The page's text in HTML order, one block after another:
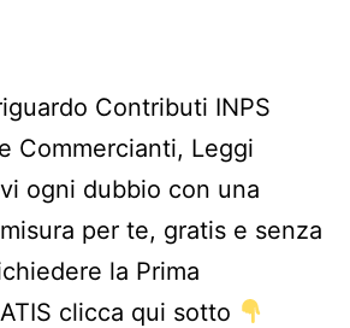
Contributi INPS
Commercianti, Leggi
ogni dubbio con una
per te, gratis e senza
la Prima
clicca qui sotto